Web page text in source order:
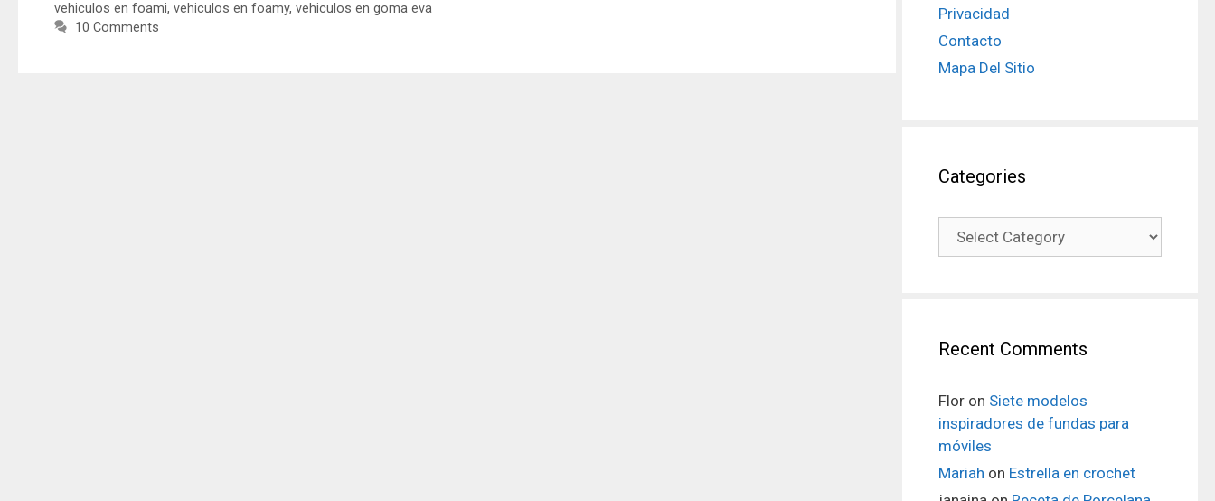
vehiculos en foami, vehiculos en foamy, vehiculos en goma eva
10 Comments
Privacidad
Contacto
Mapa Del Sitio
Categories
Recent Comments
Flor on Siete modelos
inspiradores de fundas para
móviles
Mariah on Estrella en crochet